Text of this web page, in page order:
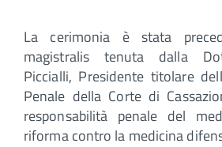
La cerimonia è stata
magistralis tenuta dalla
Piccialli, Presidente titolare
Penale della Corte di
responsabilità penale del
riforma contro la medicina